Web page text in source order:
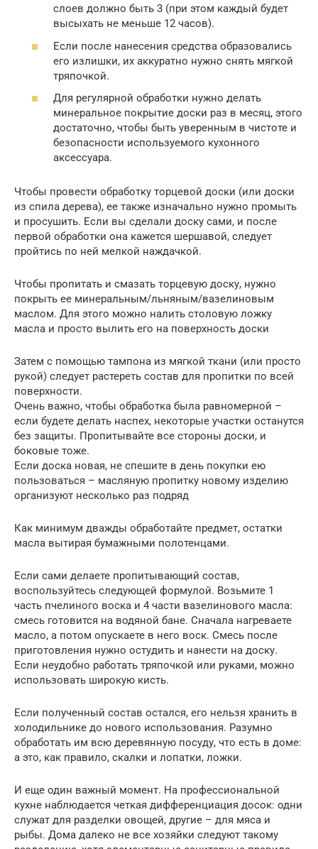
слоев должно быть 3 (при этом каждый будет
высыхать не меньше 12 часов).
Если после нанесения средства образовались
его излишки, их аккуратно нужно снять мягкой
тряпочкой.
Для регулярной обработки нужно делать
минеральное покрытие доски раз в месяц, этого
достаточно, чтобы быть уверенным в чистоте и
безопасности используемого кухонного
аксессуара.
Чтобы провести обработку торцевой доски (или доски
из спила дерева), ее также изначально нужно промыть
и просушить. Если вы сделали доску сами, и после
первой обработки она кажется шершавой, следует
пройтись по ней мелкой наждачкой.
Чтобы пропитать и смазать торцевую доску, нужно
покрыть ее минеральным/льняным/вазелиновым
маслом. Для этого можно налить столовую ложку
масла и просто вылить его на поверхность доски
Затем с помощью тампона из мягкой ткани (или просто
рукой) следует растереть состав для пропитки по всей
поверхности.
Очень важно, чтобы обработка была равномерной –
если будете делать наспех, некоторые участки останутся
без защиты. Пропитывайте все стороны доски, и
боковые тоже.
Если доска новая, не спешите в день покупки ею
пользоваться – масляную пропитку новому изделию
организуют несколько раз подряд
Как минимум дважды обработайте предмет, остатки
масла вытирая бумажными полотенцами.
Если сами делаете пропитывающий состав,
воспользуйтесь следующей формулой. Возьмите 1
часть пчелиного воска и 4 части вазелинового масла:
смесь готовится на водяной бане. Сначала нагреваете
масло, а потом опускаете в него воск. Смесь после
приготовления нужно остудить и нанести на доску.
Если неудобно работать тряпочкой или руками, можно
использовать широкую кисть.
Если полученный состав остался, его нельзя хранить в
холодильнике до нового использования. Разумно
обработать им всю деревянную посуду, что есть в доме:
а это, как правило, скалки и лопатки, ложки.
И еще один важный момент. На профессиональной
кухне наблюдается четкая дифференциация досок: одни
служат для разделки овощей, другие – для мяса и
рыбы. Дома далеко не все хозяйки следуют такому